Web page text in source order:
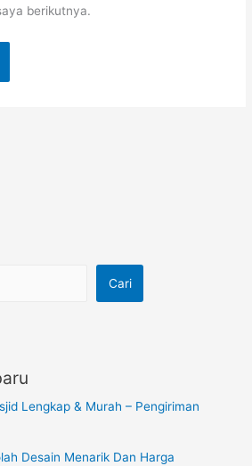
berikutnya.
Cari
Lengkap & Murah – Pengiriman
Desain Menarik Dan Harga